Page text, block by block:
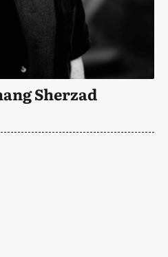
Sherzad